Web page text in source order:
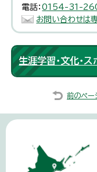
電話：0154-31-
お問い合わせは
生涯学習・文化・ス
前のペー